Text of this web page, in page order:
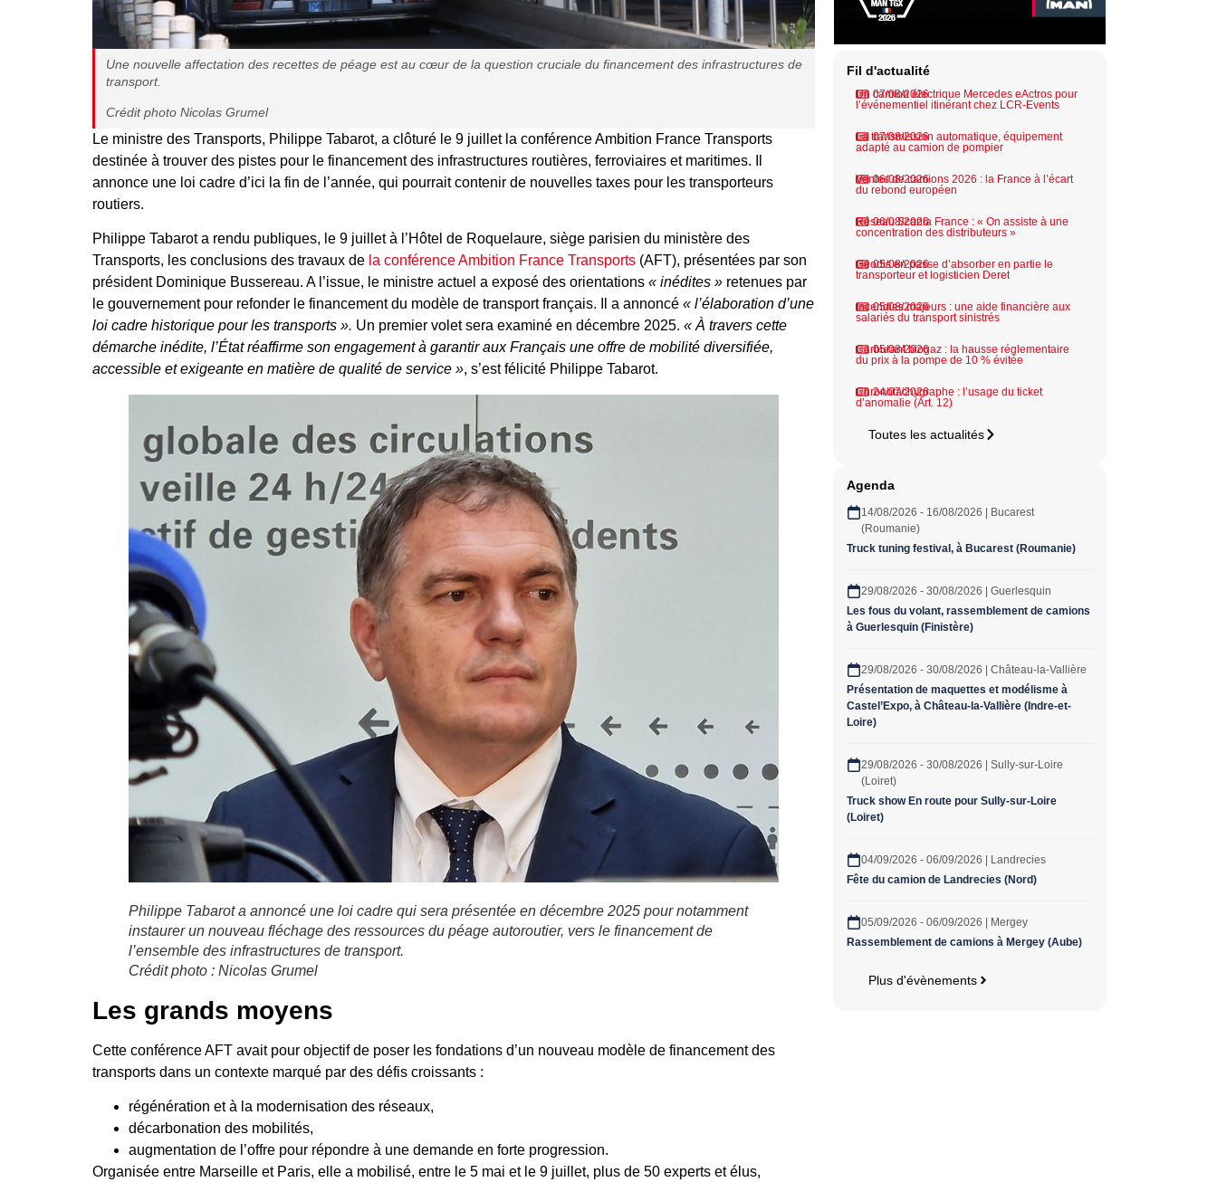
Une nouvelle affectation des recettes de péage est au cœur de la question cruciale du financement des infrastructures de
transport.
Crédit photo Nicolas Grumel
Le ministre des Transports, Philippe Tabarot, a clôturé le 9 juillet la conférence Ambition France Transports
destinée à trouver des pistes pour le financement des infrastructures routières, ferroviaires et maritimes. Il
annonce une loi cadre d’ici la fin de l’année, qui pourrait contenir de nouvelles taxes pour les transporteurs
routiers.
Philippe Tabarot a rendu publiques, le 9 juillet à l’Hôtel de Roquelaure, siège parisien du ministère des
Transports, les conclusions des travaux de la conférence Ambition France Transports (AFT), présentées par son
président Dominique Bussereau. A l’issue, le ministre actuel a exposé des orientations « inédites » retenues par
le gouvernement pour refonder le financement du modèle de transport français. Il a annoncé « l’élaboration d’une
loi cadre historique pour les transports ». Un premier volet sera examiné en décembre 2025. « À travers cette
démarche inédite, l’État réaffirme son engagement à garantir aux Français une offre de mobilité diversifiée,
accessible et exigeante en matière de qualité de service », s’est félicité Philippe Tabarot.
Philippe Tabarot a annoncé une loi cadre qui sera présentée en décembre 2025 pour notamment
instaurer un nouveau fléchage des ressources du péage autoroutier, vers le financement de
l’ensemble des infrastructures de transport.
Crédit photo : Nicolas Grumel
Les grands moyens
Cette conférence AFT avait pour objectif de poser les fondations d’un nouveau modèle de financement des
transports dans un contexte marqué par des défis croissants :
régénération et à la modernisation des réseaux,
décarbonation des mobilités,
augmentation de l’offre pour répondre à une demande en forte progression.
Organisée entre Marseille et Paris, elle a mobilisé, entre le 5 mai et le 9 juillet, plus de 50 experts et élus,
Fil d'actualité
07/08/2026
Un camion électrique Mercedes eActros pour
l’événementiel itinérant chez LCR-Events
07/08/2026
La transmission automatique, équipement
adapté au camion de pompier
06/08/2026
Ventes de camions 2026 : la France à l’écart
du rebond européen
06/08/2026
Réseau Scania France : « On assiste à une
concentration des distributeurs »
05/08/2026
Geodis en passe d’absorber en partie le
transporteur et logisticien Deret
05/08/2026
Incendies majeurs : une aide financière aux
salariés du transport sinistrés
05/08/2026
Carburant biogaz : la hausse réglementaire
du prix à la pompe de 10 % évitée
24/07/2026
Chronotachygraphe : l’usage du ticket
d’anomalie (Art. 12)
Toutes les actualités
Agenda
14/08/2026 - 16/08/2026 | Bucarest
(Roumanie)
Truck tuning festival, à Bucarest (Roumanie)
29/08/2026 - 30/08/2026 | Guerlesquin
Les fous du volant, rassemblement de camions
à Guerlesquin (Finistère)
29/08/2026 - 30/08/2026 | Château-la-Vallière
Présentation de maquettes et modélisme à
Castel’Expo, à Château-la-Vallière (Indre-et-
Loire)
29/08/2026 - 30/08/2026 | Sully-sur-Loire
(Loiret)
Truck show En route pour Sully-sur-Loire
(Loiret)
04/09/2026 - 06/09/2026 | Landrecies
Fête du camion de Landrecies (Nord)
05/09/2026 - 06/09/2026 | Mergey
Rassemblement de camions à Mergey (Aube)
Plus d'évènements